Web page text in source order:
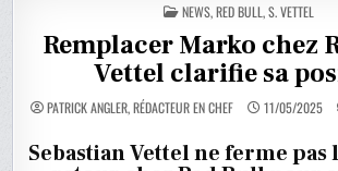
POSTED
IN
NEWS,RED BULL,S. VETTEL
Remplacer Marko chez
Vettel clarifie sa
PATRICK ANGLER, RÉDACTEUR EN CHEF 11/05/2025
Sebastian Vettel ne ferme pas